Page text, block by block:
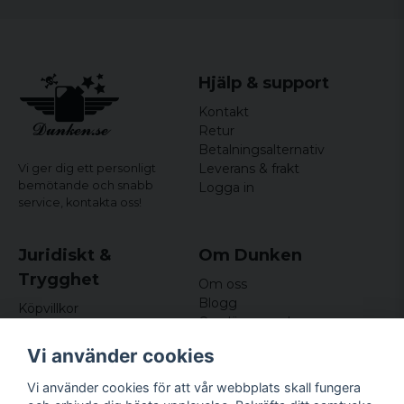
Vi ger dig ett personligt
bemötande och snabb
service, kontakta oss!
Hjälp & support
Kontakt
Retur
Betalningsalternativ
Leverans & frakt
Logga in
Juridiskt &
Trygghet
Köpvillkor
Om cookies
Om Dunken
Om oss
Blogg
Omdömen och
Nyhetsbrev
Kundklubb
Vi använder cookies
Vi använder cookies för att vår webbplats skall fungera